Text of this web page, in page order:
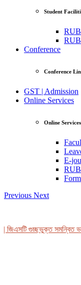
Student
RUB
Conference
Conference
GST | Admission
Online Services
Online Services
E-
Previous Next
গুচ্ছভুক্ত সমন্বিত ভর্তি